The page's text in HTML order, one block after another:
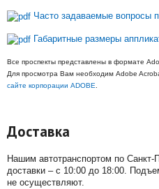
Часто задаваемые вопросы
Габаритные размеры
Все проспекты представлены в формате
Для просмотра Вам необходим Adobe
сайте корпорации ADOBE.
Доставка
Нашим автотранспортом по
доставки – с 10:00 до 18:00.
не осуществляют.